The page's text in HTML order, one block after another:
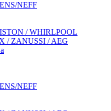
NEFF
/ WHIRLPOOL
/ ZANUSSI / AEG
NEFF